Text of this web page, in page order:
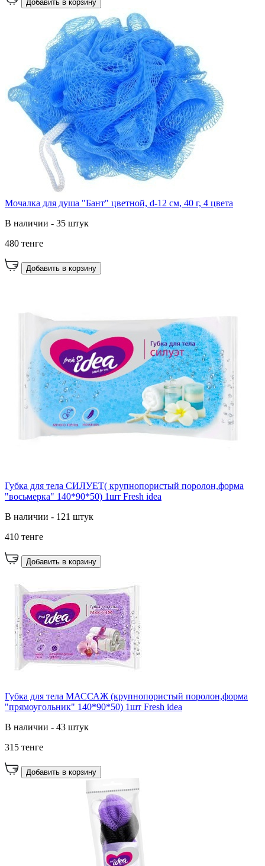
Добавить в корзину
Мочалка для душа "Бант" цветной, d-12 см, 40 г, 4 цвета
В наличии - 35 штук
480 тенге
Добавить в корзину
Губка для тела СИЛУЕТ( крупнопористый поролон,форма
"восьмерка" 140*90*50) 1шт Fresh idea
В наличии - 121 штук
410 тенге
Добавить в корзину
Губка для тела МАССАЖ (крупнопористый поролон,форма
"прямоугольник" 140*90*50) 1шт Fresh idea
В наличии - 43 штук
315 тенге
Добавить в корзину